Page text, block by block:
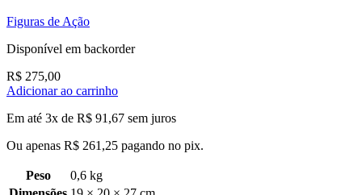
Figuras de Ação
Disponível em backorder
R$ 275,00
Adicionar ao carrinho
Em até 3x de R$ 91,67 sem juros
Ou apenas R$ 261,25 pagando no pix.
Peso
0,6 kg